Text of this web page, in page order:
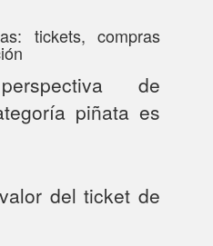
tickets, compras
de
piñata es
del ticket de